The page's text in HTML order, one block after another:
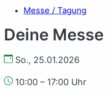
Messe / Tagung
Deine Messe
So., 25.01.2026
10:00 – 17:00 Uhr